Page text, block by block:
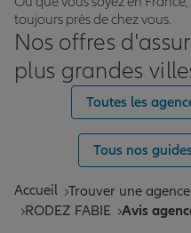
toujours près de chez vous.
Nos offres
plus grandes
Toutes les
Tous nos
Accueil Trouver une
RODEZ FABIE
Avis